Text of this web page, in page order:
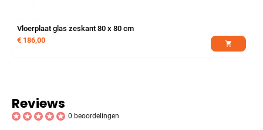
Vloerplaat glas zeskant 80 x 80 cm
€ 186,00
Reviews
0 beoordelingen